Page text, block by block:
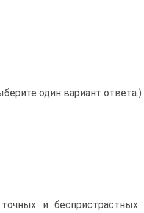
один вариант ответа.)
и